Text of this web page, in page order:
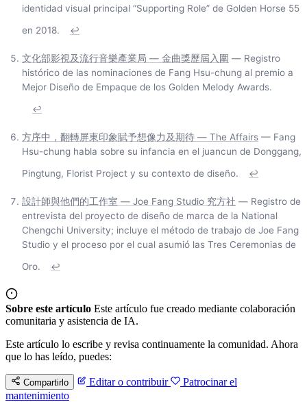
identidad visual principal “Supporting Role” de Golden Horse 55
en 2018.
↩
文化部影視及流行音樂產業局 — 金曲獎歷屆入圍 — Registro
histórico de las nominaciones de Fang Hsu-chung al premio a
Mejor Diseño de Empaque de los Golden Melody Awards.
↩
方序中，翻轉屏東印象賦予想像力及期待 — The Affairs — Fang
Hsu-chung habla sobre su infancia en el juancun de Donggang,
Pingtung, Florist Project y su contexto de diseño.
↩
設計師與他們的工作室 — Joe Fang Studio 究方社 — Registro de
entrevista del proyecto de diseño de marca de la National
Chengchi University; incluye el método de trabajo de Joe Fang
Studio y el proceso por el cual asumió las Tres Ceremonias de
Oro.
↩
Sobre este artículo Este artículo fue creado mediante colaboración
comunitaria y asistencia de IA.
Este artículo lo escribe y revisa continuamente la comunidad. Ahora
que lo has leído, puedes:
Compartirlo Editar o contribuir
Patrocinar el
mantenimiento